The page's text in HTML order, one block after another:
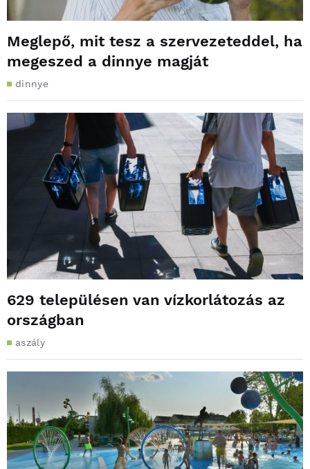
Meglepő, mit tesz a szervezeteddel, ha
megeszed a dinnye magját
dinnye
629 településen van vízkorlátozás az
országban
aszály